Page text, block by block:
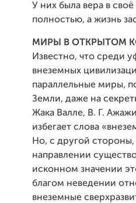
У них была вера в
полностью, а жизнь
МИРЫ В ОТКРЫТОМ
Известно, что среди
внеземных
параллельные миры,
Земли, даже на
Жака Валле, В. Г.
избегает слова
Но, с другой стороны,
направлении
исконном значении
благом неведении
внеземные